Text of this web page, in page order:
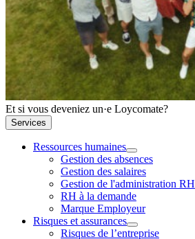
Et si vous deveniez un·e Loycomate?
Services
Ressources humaines
Gestion des absences
Gestion des salaires
Gestion de l'administration RH
RH à la demande
Marque Employeur
Risques et assurances
Risques de l’entreprise